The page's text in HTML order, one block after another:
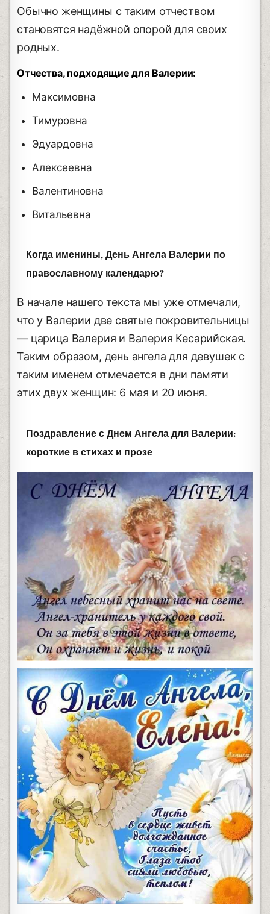
Обычно женщины с таким отчеством
становятся надёжной опорой для своих
родных.
Отчества, подходящие для Валерии:
Максимовна
Тимуровна
Эдуардовна
Алексеевна
Валентиновна
Витальевна
Когда именины, День Ангела Валерии по
православному календарю?
В начале нашего текста мы уже отмечали,
что у Валерии две святые покровительницы
— царица Валерия и Валерия Кесарийская.
Таким образом, день ангела для девушек с
таким именем отмечается в дни памяти
этих двух женщин: 6 мая и 20 июня.
Поздравление с Днем Ангела для Валерии:
короткие в стихах и прозе